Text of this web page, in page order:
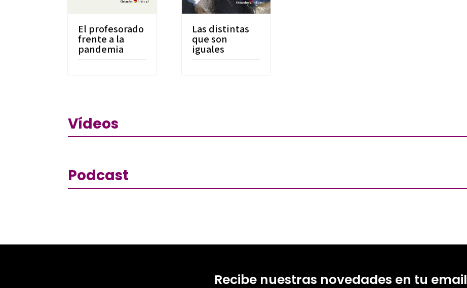
El profesorado
frente a la
pandemia
Las distintas
que son
iguales
Vídeos
Podcast
Recibe nuestras novedades en tu email